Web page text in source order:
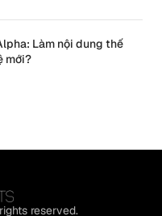
Làm nội dung thế
mới?
reserved.